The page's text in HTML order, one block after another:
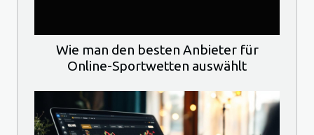
Wie man den besten Anbieter für
Online-Sportwetten auswählt